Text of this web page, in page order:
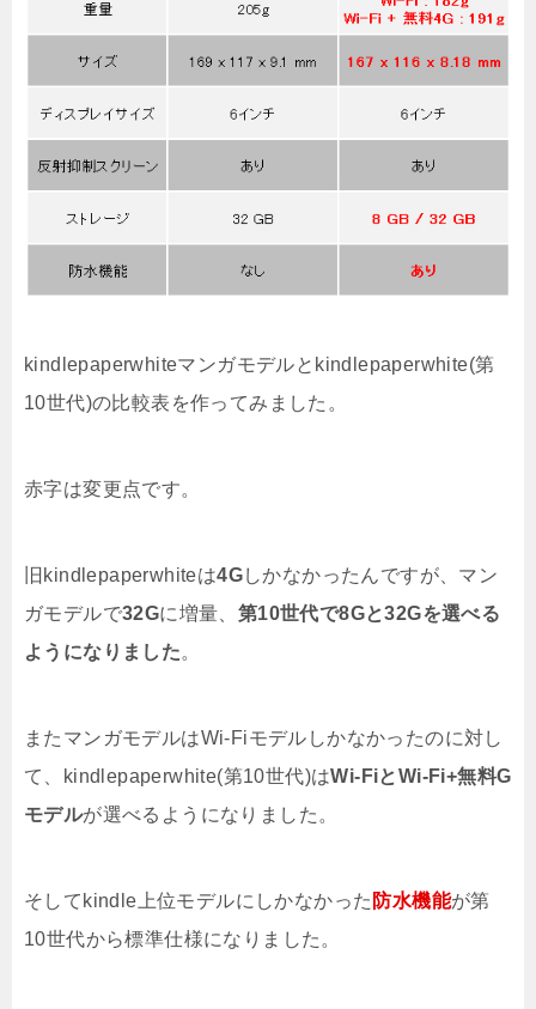
kindlepaperwhiteマンガモデルとkindlepaperwhite(第
10世代)の比較表を作ってみました。
赤字は変更点です。
旧kindlepaperwhiteは4Gしかなかったんですが、マン
ガモデルで32Gに増量、 第10世代で8Gと32Gを選べる
ようになりました。
またマンガモデルはWi-Fiモデルしかなかったのに対し
て、kindlepaperwhite(第10世代)はWi-FiとWi-Fi+無料G
モデルが選べるようになりました。
そしてkindle上位モデルにしかなかった 防水機能が第
10世代から標準仕様になりました。